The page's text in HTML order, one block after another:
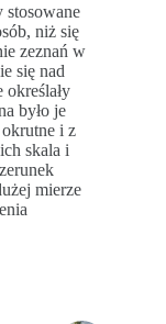
stosowane
niż się
zeznań w
się nad
było je
i z
skala i
mierze